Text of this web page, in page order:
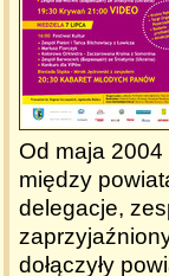
Od maja 2004
między
delegacje,
dołączyły